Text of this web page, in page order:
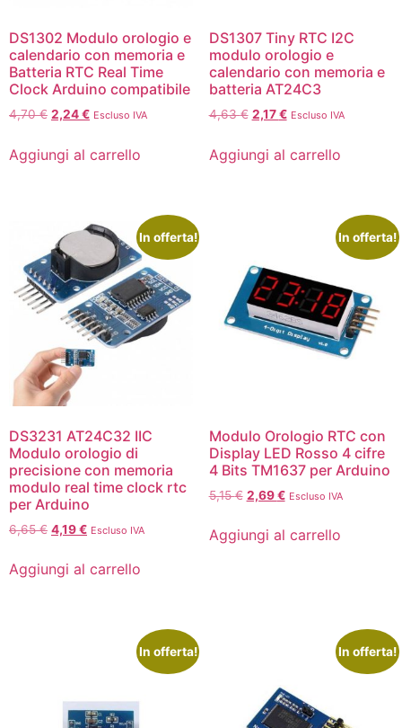
DS1302 Modulo orologio e
calendario con memoria e
Batteria RTC Real Time
Clock Arduino compatibile
4,70€ 2,24€ Escluso IVA
Aggiungi al carrello
DS1307 Tiny RTC I2C
modulo orologio e
calendario con memoria e
batteria AT24C3
4,63€ 2,17€ Escluso IVA
Aggiungi al carrello
In offerta!
DS3231 AT24C32 IIC
Modulo orologio di
precisione con memoria
modulo real time clock rtc
per Arduino
6,65€ 4,19€ Escluso IVA
Aggiungi al carrello
In offerta!
Modulo Orologio RTC con
Display LED Rosso 4 cifre
4 Bits TM1637 per Arduino
5,15€ 2,69€ Escluso IVA
Aggiungi al carrello
In offerta! In offerta!